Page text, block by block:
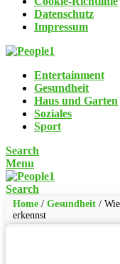
Datenschutz
Impressum
Entertainment
Gesundheit
Haus und Garten
Soziales
Sport
Search
Menu
Search
Home / Gesundheit /
erkennst